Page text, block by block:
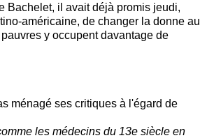
Bachelet, il avait déjà promis jeudi,
américaine, de changer la donne au
y occupent davantage de
ménagé ses critiques à l'égard de
les médecins du 13e siècle en